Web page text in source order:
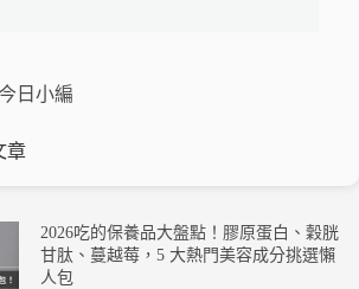
日小編
章
2026吃的保養品大盤點！膠原蛋白、穀胱
甘肽、蔓越莓，5 大熱門美容成分挑選懶
人包